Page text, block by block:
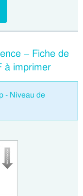
– Fiche de
à imprimer
- Niveau de